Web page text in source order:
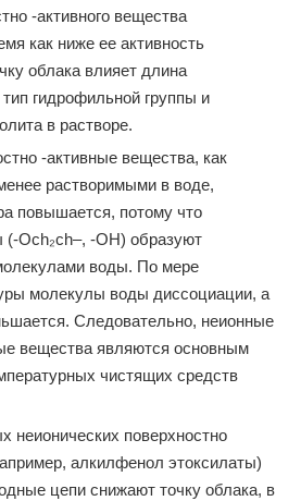
-активного вещества
как ниже ее активность
облака влияет длина
гидрофильной группы и
в растворе.
-активные вещества, как
растворимыми в воде,
повышается, потому что
(-Och₂ch–, -OH) образуют
воды. По мере
молекулы воды диссоциации, а
Следовательно, неионные
вещества являются основным
чистящих средств
неионических поверхностно
алкилфенол этоксилаты)
цепи снижают точку облака, в